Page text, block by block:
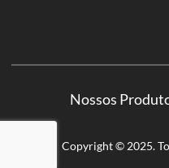
Nossos
Copyright © 2025.